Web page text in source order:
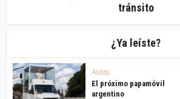
tránsito
¿Ya leíste?
Autos
El próximo papamóvil
argentino